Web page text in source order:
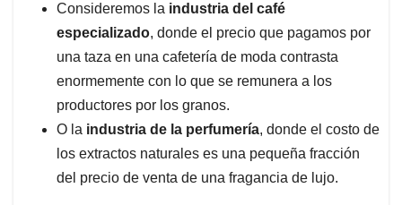
Consideremos la industria del café
especializado, donde el precio que pagamos por
una taza en una cafetería de moda contrasta
enormemente con lo que se remunera a los
productores por los granos.
O la industria de la perfumería, donde el costo de
los extractos naturales es una pequeña fracción
del precio de venta de una fragancia de lujo.